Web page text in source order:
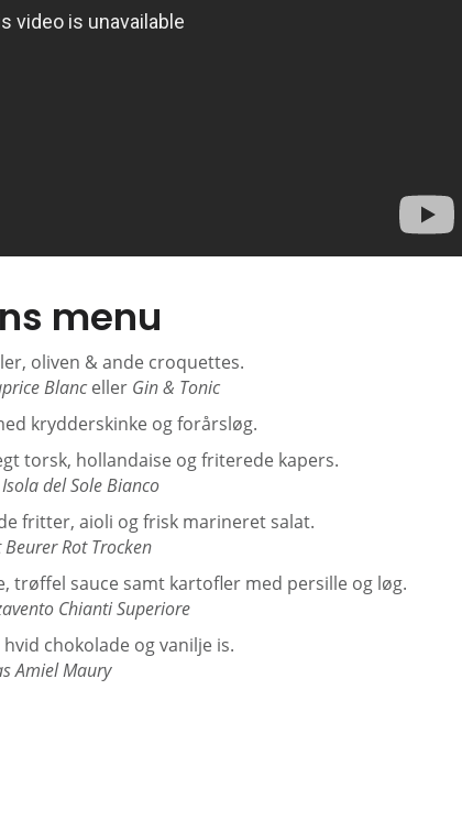
menu
oliven & ande croquettes.
Blanceller Gin & Tonic
krydderskinke og forårsløg.
torsk, hollandaise og friterede kapers.
del Sole Bianco
fritter, aioli og frisk marineret salat.
Beurer Rot Trocken
sauce samt kartofler med persille og løg.
Chianti Superiore
chokolade og vanilje is.
Amiel Maury